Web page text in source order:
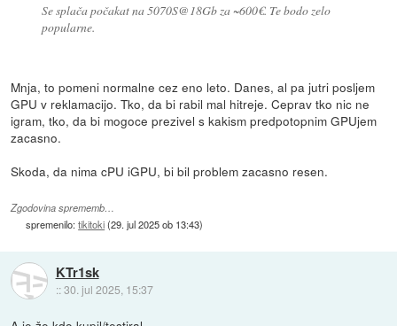
Se splača počakat na 5070S@18Gb za ~600€. Te bodo zelo
popularne.
Mnja, to pomeni normalne cez eno leto. Danes, al pa jutri posljem
GPU v reklamacijo. Tko, da bi rabil mal hitreje. Ceprav tko nic ne
igram, tko, da bi mogoce prezivel s kakism predpotopnim GPUjem
zacasno.
Skoda, da nima cPU iGPU, bi bil problem zacasno resen.
Zgodovina sprememb…
spremenilo:tikitoki(29. jul 2025 ob 13:43)
KTr1sk
::30. jul 2025, 15:37